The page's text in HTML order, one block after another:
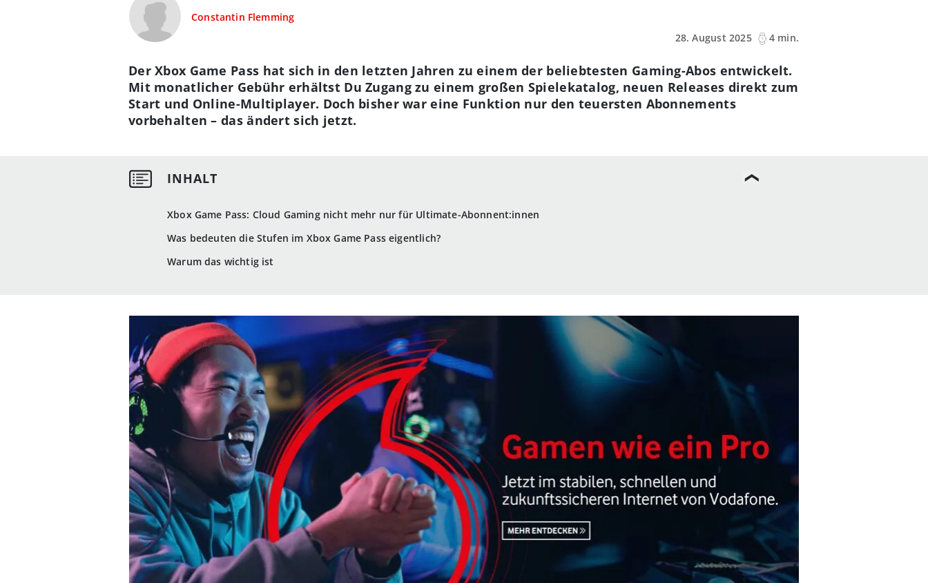
Constantin Flemming
28. August 2025
4 min.
Xbox Game Pass: Cloud Gaming nicht mehr nur für Ultimate-Abonnent:innen
Was bedeuten die Stufen im Xbox Game Pass eigentlich?
Warum das wichtig ist
Der Xbox Game Pass hat sich in den letzten Jahren zu einem der beliebtesten Gaming-Abos entwickelt.
Mit monatlicher Gebühr erhältst Du Zugang zu einem großen Spielekatalog, neuen Releases direkt zum
Start und Online-Multiplayer. Doch bisher war eine Funktion nur den teuersten Abonnements
vorbehalten – das ändert sich jetzt.